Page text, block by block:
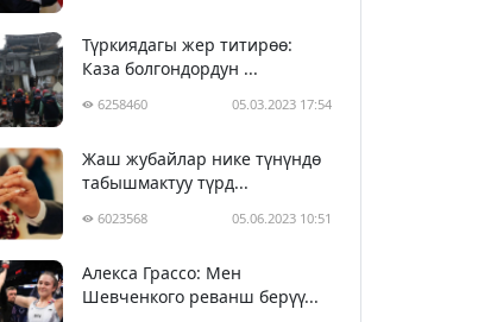
Түркиядагы жер титирөө:
Каза болгондордун ...
6258460 05.03.2023 17:54
Жаш жубайлар нике түнүндө
табышмактуу түрд...
6023568 05.06.2023 10:51
Алекса Грассо: Мен
Шевченкого реванш берүү...